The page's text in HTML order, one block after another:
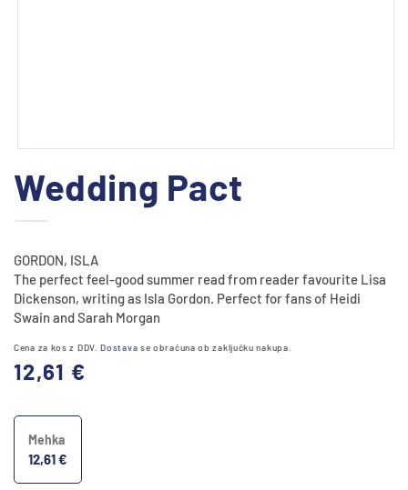
vsebine
1
odprite
modalnem
načinu
Wedding Pact
GORDON, ISLA
The perfect feel-good summer read from reader favourite Lisa
Dickenson, writing as Isla Gordon. Perfect for fans of Heidi
Swain and Sarah Morgan
Cena za kos z DDV.Dostava se obračuna ob zaključku nakupa.
Redna
cena
12,61 €
Mehka
12,61 €